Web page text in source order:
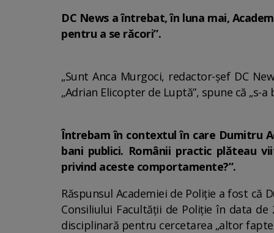
DC News a întrebat, în luna mai,
pentru a se răcori”.
„Sunt Anca Murgoci, redactor-șef DC
„Adrian Elicopter de Luptă”, spune că
Întrebam în contextul în care Dumitru
bani publici. Românii practic plăteau
privind aceste comportamente?”.
Răspunsul Academiei de Poliție a fost că
Consiliului Facultății de Poliție în data
disciplinară pentru cercetarea „altor